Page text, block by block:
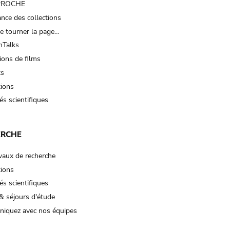
des collections
tourner la page…
de films
scientifiques
de recherche
scientifiques
séjours d'étude
avec nos équipes